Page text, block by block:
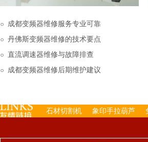
成都变频器维修服务专业可靠
丹佛斯变频器维修的技术要点
直流调速器维修与故障排查
成都变频器维修后期维护建议
石材切割机 象印手拉葫芦